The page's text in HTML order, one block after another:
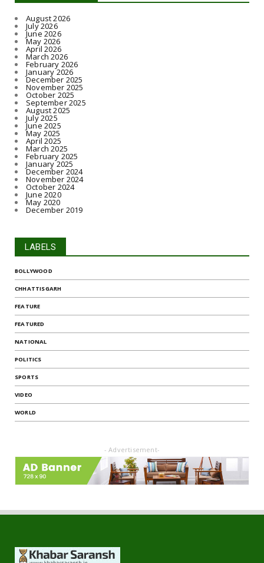
August 2026
July 2026
June 2026
May 2026
April 2026
March 2026
February 2026
January 2026
December 2025
November 2025
October 2025
September 2025
August 2025
July 2025
June 2025
May 2025
April 2025
March 2025
February 2025
January 2025
December 2024
November 2024
October 2024
June 2020
May 2020
December 2019
LABELS
BOLLYWOOD
CHHATTISGARH
FEATURE
FEATURED
NATIONAL
POLITICS
SPORTS
VIDEO
WORLD
- Advertisement-